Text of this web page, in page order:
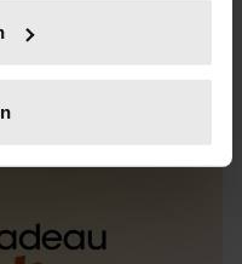
(fingerprinting)
het
en advertenties te
media te bieden